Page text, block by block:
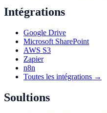
Intégrations
Google Drive
Microsoft SharePoint
AWS S3
Zapier
n8n
Toutes les intégrations →
Soultions